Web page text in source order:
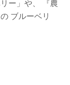
ー」や、 『農
ブルーベリ